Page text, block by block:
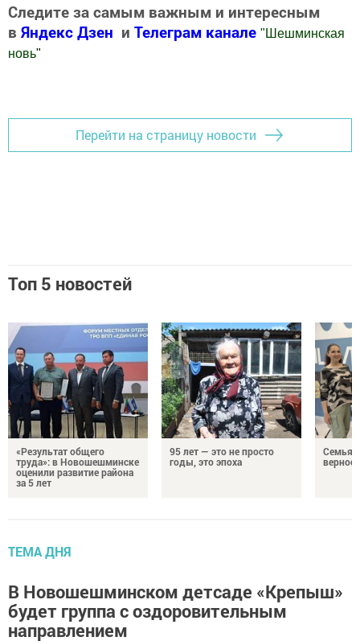
Следите за самым важным и интересным
в Яндекс Дзен и Телеграм канале " Шешминская
новь"
Перейти на страницу новости
Топ 5 новостей
«Результат общего
труда»: в Новошешминске
оценили развитие района
за 5 лет
95 лет — это не просто
годы, это эпоха
Семья
ТЕМА ДНЯ
В Новошешминском детсаде «Крепыш»
будет группа с оздоровительным
направлением